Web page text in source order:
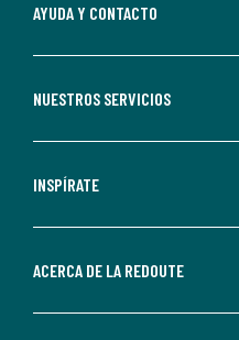
AYUDA Y CONTACTO
NUESTROS SERVICIOS
INSPÍRATE
ACERCA DE LA REDOUTE